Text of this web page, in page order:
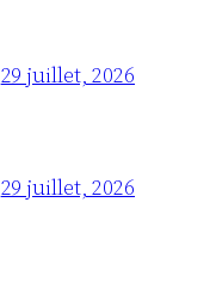
29 juillet, 2026
29 juillet, 2026